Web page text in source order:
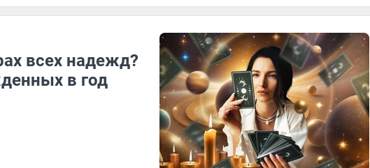
всех надежд?
в год